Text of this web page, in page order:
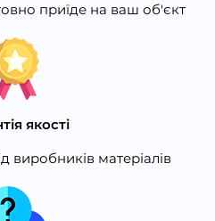
приїде на ваш об'єкт
якості
виробників матеріалів